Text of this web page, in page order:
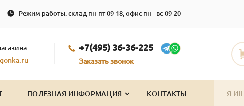
Режим работы: склад пн-пт 09-18, офис пн - вс 09-20
+7(495) 36-36-225
Заказать звонок
ПОЛЕЗНАЯ ИНФОРМАЦИЯ КОНТАКТЫ